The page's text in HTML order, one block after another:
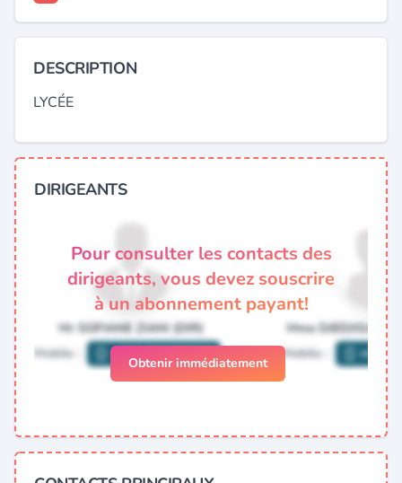
DESCRIPTION
LYCÉE
DIRIGEANTS
Pour consulter les contacts des
dirigeants, vous devez souscrire
à un abonnement payant!
Obtenir immédiatement